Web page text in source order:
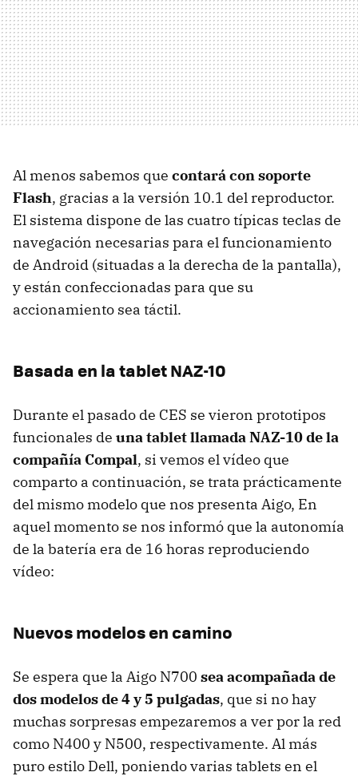
Al menos sabemos que contará con soporte
Flash, gracias a la versión 10.1 del reproductor.
El sistema dispone de las cuatro típicas teclas de
navegación necesarias para el funcionamiento
de Android (situadas a la derecha de la pantalla),
y están confeccionadas para que su
accionamiento sea táctil.
Basada en la tablet NAZ-10
Durante el pasado de CES se vieron prototipos
funcionales de una tablet llamada NAZ-10 de la
compañía Compal, si vemos el vídeo que
comparto a continuación, se trata prácticamente
del mismo modelo que nos presenta Aigo, En
aquel momento se nos informó que la autonomía
de la batería era de 16 horas reproduciendo
vídeo:
Nuevos modelos en camino
Se espera que la Aigo N700 sea acompañada de
dos modelos de 4 y 5 pulgadas, que si no hay
muchas sorpresas empezaremos a ver por la red
como N400 y N500, respectivamente. Al más
puro estilo Dell, poniendo varias tablets en el